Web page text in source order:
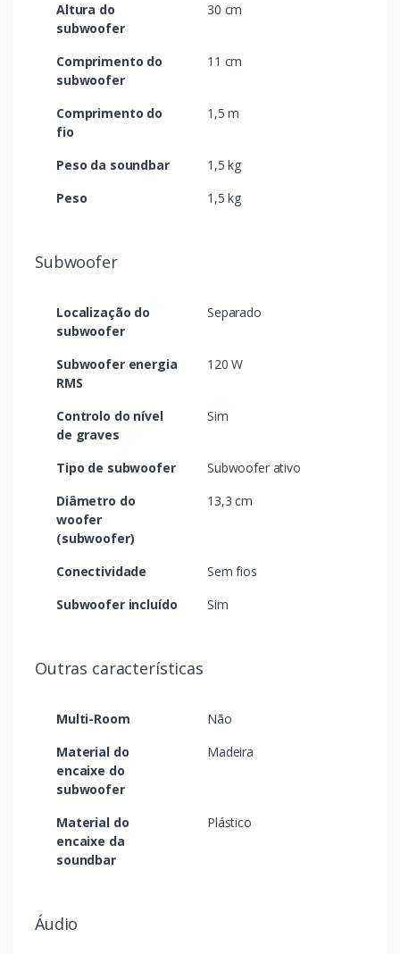
Altura do
subwoofer
30 cm
Comprimento do
subwoofer
11 cm
Comprimento do
fio
1,5 m
Peso da soundbar
1,5 kg
Peso
1,5 kg
Subwoofer
Localização do
subwoofer
Separado
Subwoofer energia
RMS
120 W
Controlo do nível
de graves
Sim
Tipo de subwoofer
Subwoofer ativo
Diâmetro do
woofer
(subwoofer)
13,3 cm
Conectividade
Sem fios
Subwoofer incluído
Sim
Outras características
Multi-Room
Não
Material do
encaixe do
subwoofer
Madeira
Material do
encaixe da
soundbar
Plástico
Áudio